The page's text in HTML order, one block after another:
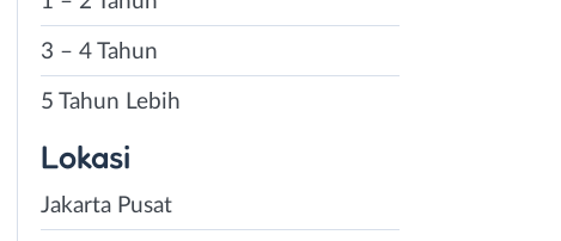
3 – 4 Tahun
5 Tahun Lebih
Lokasi
Jakarta Pusat